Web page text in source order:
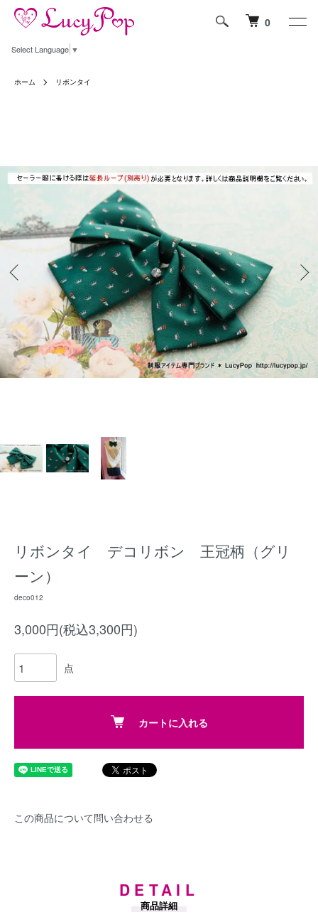
Select Language ▼
0
ホーム リボンタイ
リボンタイ デコリボン 王冠柄（グリ
ーン）
deco012
3,000円(税込3,300円)
点
カートに入れる
この商品について問い合わせる
DETAIL
商品詳細